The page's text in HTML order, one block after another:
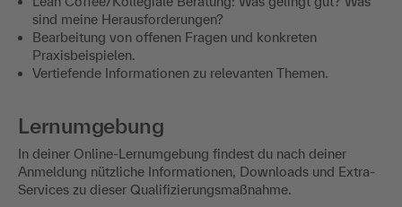
sind meine Herausforderungen?
Bearbeitung von offenen Fragen und konkreten
Praxisbeispielen.
Vertiefende Informationen zu relevanten Themen.
Lernumgebung
In deiner Online-Lernumgebung findest du nach deiner
Anmeldung nützliche Informationen, Downloads und Extra-
Services zu dieser Qualifizierungsmaßnahme.